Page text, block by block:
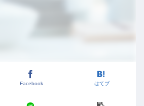
Facebook はてブ